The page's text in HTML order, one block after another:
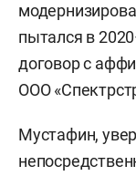
пытался в
договор с
ООО
Мустафин,